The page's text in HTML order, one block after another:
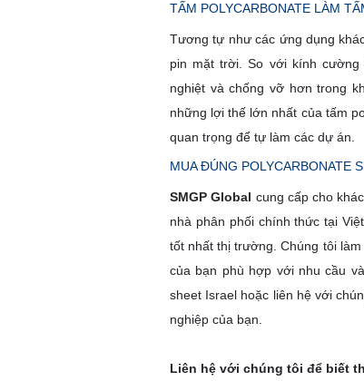
TẤM POLYCARBONATE LÀM
Tương tự như các ứng dụng
pin mặt trời. So với kính
nghiệt và chống vỡ hơn trong
những lợi thế lớn nhất của tấm
quan trọng để tự làm các dự án.
MUA ĐÚNG POLYCARBONATE
SMGP Global cung cấp cho
nhà phân phối chính thức tại
tốt nhất thị trường. Chúng tôi
của bạn phù hợp với nhu cầu
sheet Israel hoặc liên hệ với
nghiệp của bạn.
Liên hệ với chúng tôi để biết